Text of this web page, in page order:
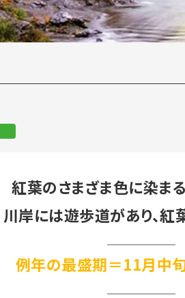
紅葉のさまざま色に染ま
川岸には遊歩道があり、紅
例年の最盛期＝11月中